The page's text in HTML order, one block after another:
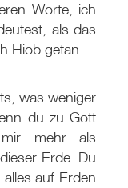
Worte, ich
als das
Hiob getan.
was weniger
du zu Gott
mehr als
Erde. Du
auf Erden